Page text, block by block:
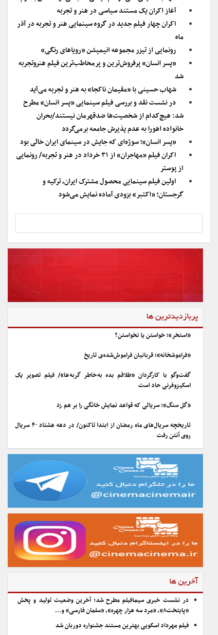
آغاز اکران یک مستند سیاسی در هنر و تجربه
اکران چهار فیلم جدید در گروه سینمایی هنر و تجربه در آذر
ماه
رونمایی از تیزر مجموعه انیمیشن «رویاهای رنگی»
«پسر انسان» پرفروش‌ترین و پرمخاطب‌ترین فیلم هنروتجربه
شد
شهاب حسینی با «مقیمان ناکجا» به هنر و تجربه می‌آید
در نشست نقد و بررسی فیلم سینمایی «پسر انسان» مطرح
شد: هیچ‌کدام از شخصیت‌ها ضدقهرمان نیستند/بحران
خانواده اهورا به عدم پذیرش جامعه برمی‌گردد
«‌پسر انسان»؛ سوژه‌ای که جایش در سینمای ایران خالی بود
اکران فیلم «مهاجران» از ۳۱ خرداد در هنر و تجربه/ رونمایی
از پوستر
اولین فیلم سینمایی محصول مشترک ایران، ترکیه و
گرجستان؛ «اکتبر» بزودی آماده نمایش می‌شود
پربازدیدترین ها
«استخر»؛ خواستن یا نخواستن؟
«فراموشخانه»؛ قربانیان فراموش‌شده‌ی تاریخ
گفت‌وگو با کارگردان «طلاقم بده به خاطر گربه ها»/ فیلم تصویر یک
اسکیزوفرنی حاد است
«گل سنگ»؛ سریالی که قواعد نمایش خانگی را بر هم زد
تاریخچه سریال‌های ماه رمضان از ابتدا تاکنون/ در دهه هشتاد ۴۰ سریال
روی آنتن رفت
آخرین ها
در نشست خبری سیمافیلم مطرح شد؛ آخرین وضعیت تولید و پخش
«پایتخت۸»، «مرد سه هزار چهره»، «سلمان فارسی» و…
فیلم مهرداد اسکویی بهترین مستند جشنواره دوربان شد